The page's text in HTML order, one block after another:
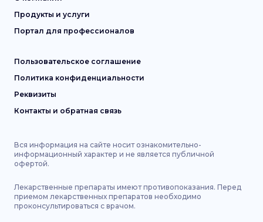
Продукты и услуги
Портал для профессионалов
Пользовательское соглашение
Политика конфиденциальности
Реквизиты
Контакты и обратная связь
Вся информация на сайте носит ознакомительно-
информационный характер и не является публичной
офертой.
Лекарственные препараты имеют противопоказания. Перед
приемом лекарственных препаратов необходимо
проконсультироваться с врачом.